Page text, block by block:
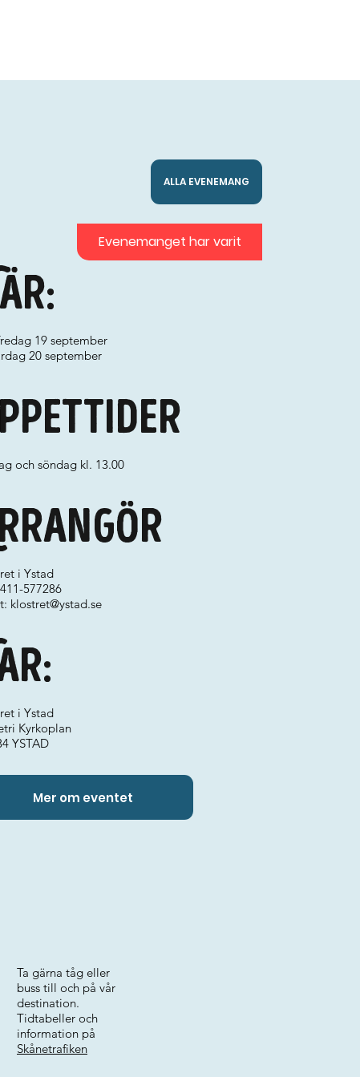
ALLA EVENEMANG
19 september
20 september
i Ystad
577286
klostret@ystad.se
i Ystad
Kyrkoplan
YSTAD
och söndag kl. 13.00
Mer om eventet
Evenemanget har varit
Ta gärna tåg eller
buss till och på vår
destination.
Tidtabeller och
information på
Skånetrafiken